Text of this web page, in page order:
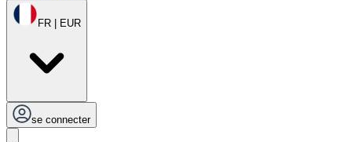
FR | EUR
se connecter